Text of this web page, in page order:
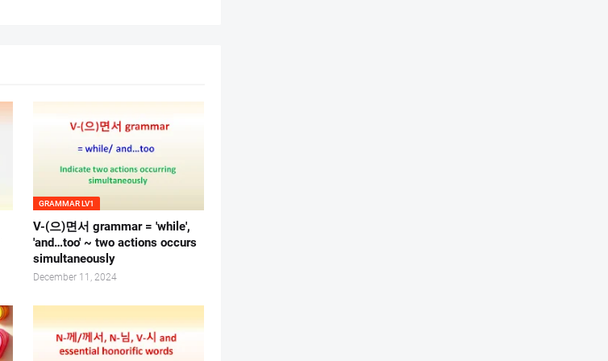
GRAMMAR LV1
V-(으)면서 grammar = 'while',
'and…too' ~ two actions occurs
simultaneously
December 11, 2024